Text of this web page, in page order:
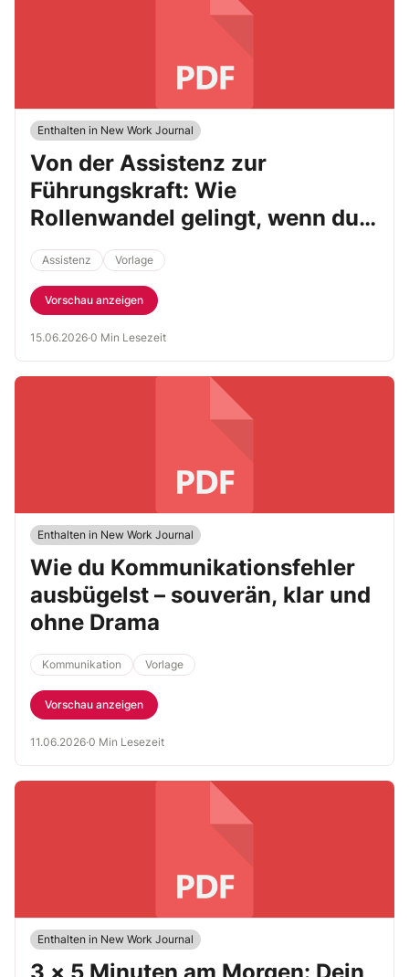
Enthalten in New Work Journal
Von der Assistenz zur
Führungskraft: Wie
Rollenwandel gelingt, wenn du
ihn aktiv gestaltest
Assistenz Vorlage
Vorschau anzeigen
15.06.2026·0 Min Lesezeit
Enthalten in New Work Journal
Wie du Kommunikationsfehler
ausbügelst – souverän, klar und
ohne Drama
Kommunikation Vorlage
Vorschau anzeigen
11.06.2026·0 Min Lesezeit
Enthalten in New Work Journal